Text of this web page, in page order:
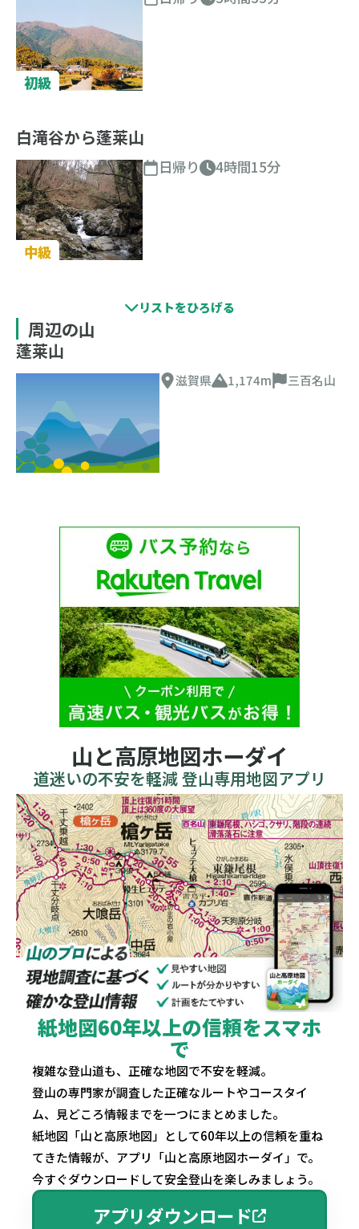
初級
白滝谷から蓬莱山
中級
日帰り 4時間15分
周辺の山
蓬莱山
滋賀県 1,174m 三百名山
山と高原地図ホーダイ
道迷いの不安を軽減 登山専用地図アプリ
紙地図60年以上の信頼をスマホ
で
複雑な登山道も、正確な地図で不安を軽減。
登山の専門家が調査した正確なルートやコースタイ
ム、見どころ情報までを一つにまとめました。
紙地図「山と高原地図」として60年以上の信頼を重ね
てきた情報が、アプリ「山と高原地図ホーダイ」で。
今すぐダウンロードして安全登山を楽しみましょう。
アプリダウンロード